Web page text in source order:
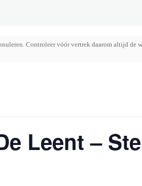
Controleer vóór vertrek daarom altijd de
Leent –